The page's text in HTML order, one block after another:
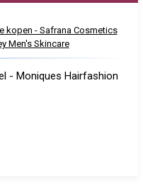
kopen - Safrana Cosmetics
Men's Skincare
- Moniques Hairfashion